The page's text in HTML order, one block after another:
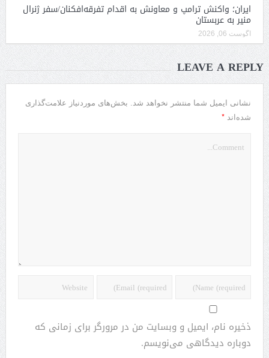
ایران؛ واکنش ترامپ و معاونش به اقدام تفرقه‌افکنان/سفر ژنرال
منیر به عربستان
آگوست 06, 2026
LEAVE A REPLY
نشانی ایمیل شما منتشر نخواهد شد. بخش‌های موردنیاز علامت‌گذاری
شده‌اند *
ذخیره نام، ایمیل و وبسایت من در مرورگر برای زمانی که
دوباره دیدگاهی می‌نویسم.